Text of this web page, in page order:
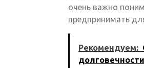
очень важно
предпринимать
Рекомендуем: